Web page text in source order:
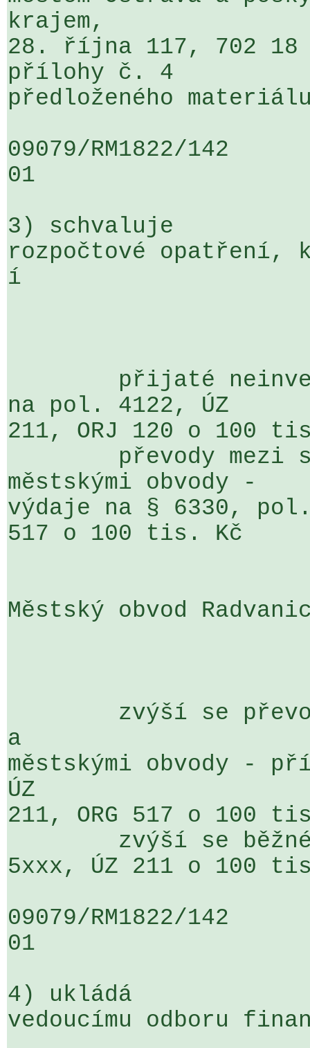
krajem,
28. října 117, 702 18
přílohy č. 4
předloženého
09079/RM1822/
01
3) schvaluje
rozpočtové
í
na pol. 4122, ÚZ
211, ORJ 120 o 100
městskými obvody -
výdaje na § 6330, pol.
517 o 100 tis. Kč
Městský obvod
a
městskými obvody -
ÚZ
211, ORG 517 o 100
5xxx, ÚZ 211 o 100
09079/RM1822/
01
4) ukládá
vedoucímu odboru